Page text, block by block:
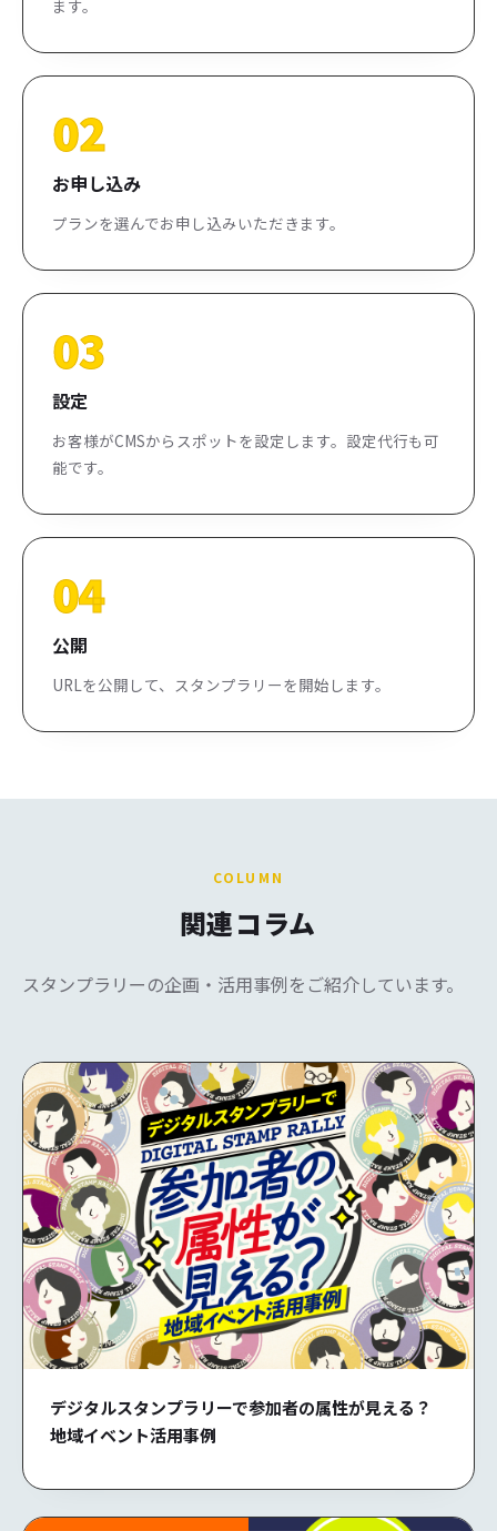
ます。
02
お申し込み
プランを選んでお申し込みいただきます。
03
設定
お客様がCMSからスポットを設定します。設定代行も可
能です。
04
公開
URLを公開して、スタンプラリーを開始します。
COLUMN
関連コラム
スタンプラリーの企画・活用事例をご紹介しています。
デジタルスタンプラリーで参加者の属性が見える？
地域イベント活用事例